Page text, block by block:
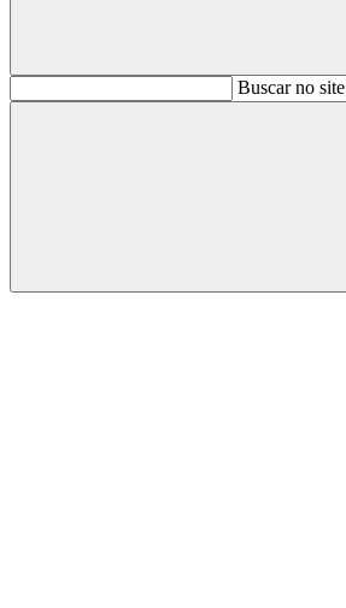
BuscarBuscar no site
Buscar